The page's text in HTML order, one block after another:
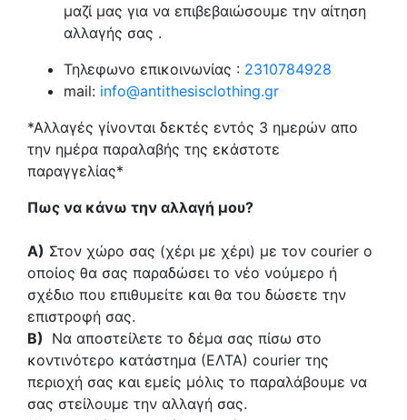
μαζί μας για να επιβεβαιώσουμε την αίτηση
αλλαγής σας .
Τηλεφωνο επικοινωνίας : 2310784928
mail: info@antithesisclothing.gr
*Αλλαγές γίνονται δεκτές εντός 3 ημερών απο
την ημέρα παραλαβής της εκάστοτε
παραγγελίας*
Πως να κάνω την αλλαγή μου?
Α) Στον χώρο σας (χέρι με χέρι) με τον courier o
οποίος θα σας παραδώσει το νέο νούμερο ή
σχέδιο που επιθυμείτε και θα του δώσετε την
επιστροφή σας.
Β) Να αποστείλετε το δέμα σας πίσω στο
κοντινότερο κατάστημα (ΕΛΤΑ) courier της
περιοχή σας και εμείς μόλις το παραλάβουμε να
σας στείλουμε την αλλαγή σας.